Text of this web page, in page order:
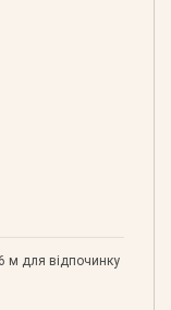
м для відпочинку